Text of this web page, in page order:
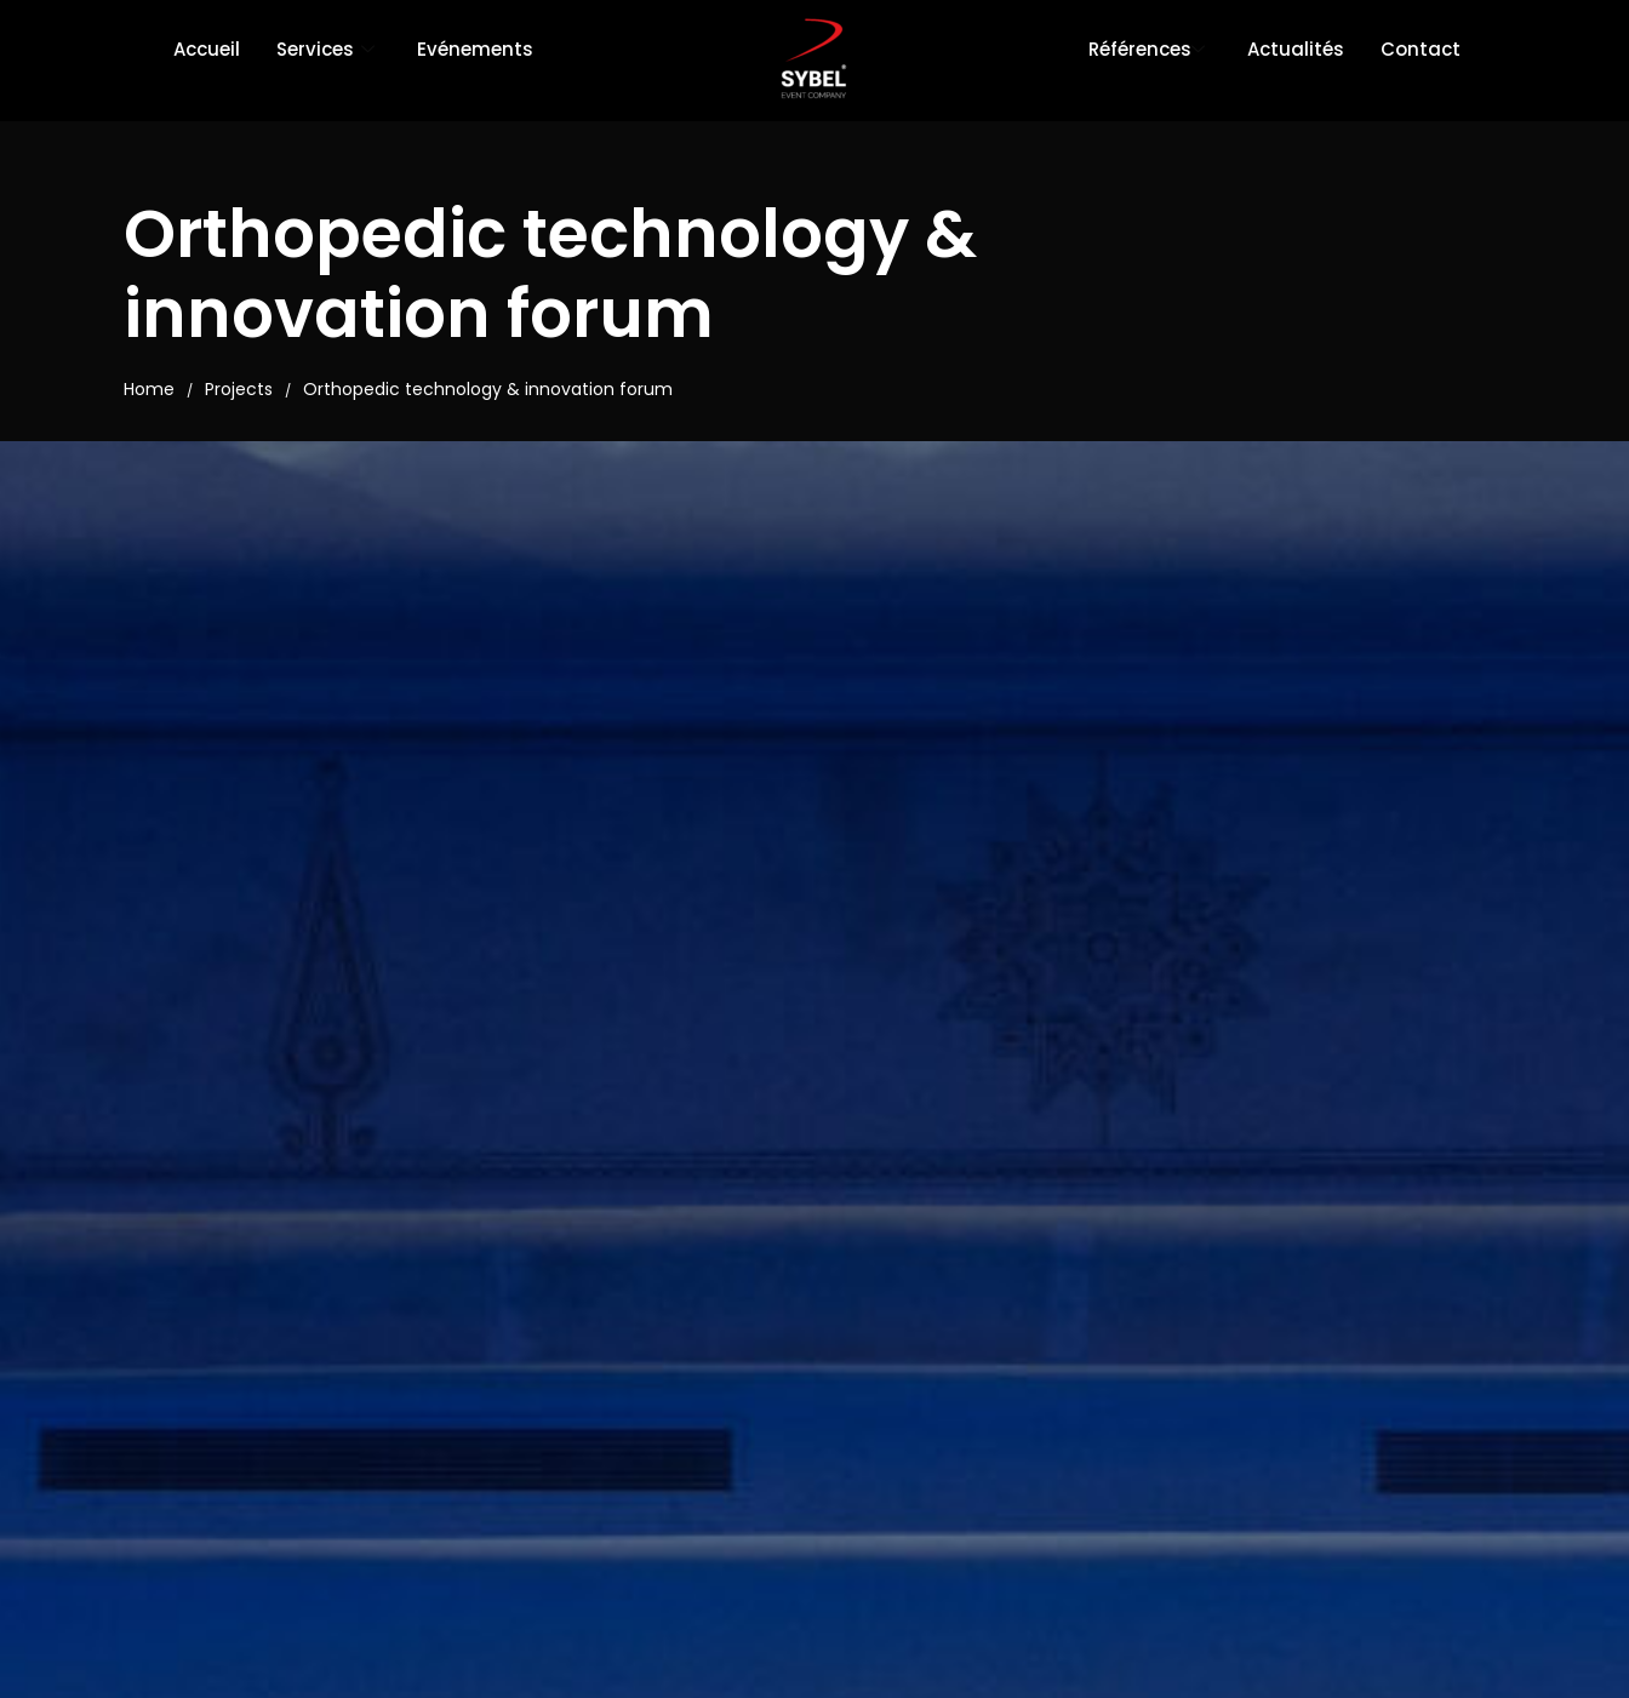
Accueil Services Evénements Références Actualités Contact
Orthopedic technology &
innovation forum
Home / Projects / Orthopedic technology & innovation forum